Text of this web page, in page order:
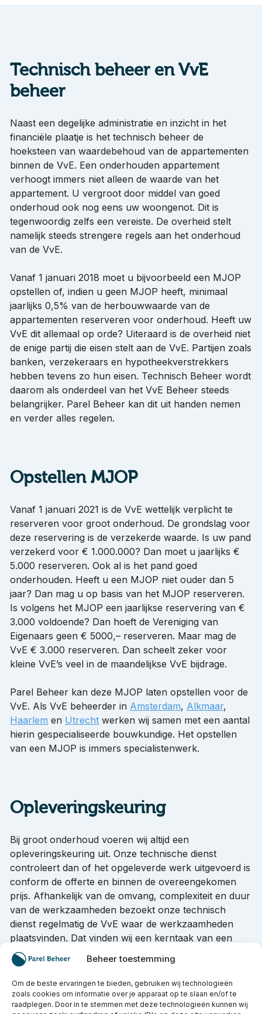
Beheer toestemming
Om de beste ervaringen te bieden, gebruiken wij technologieën
zoals cookies om informatie over je apparaat op te slaan en/of te
raadplegen. Door in te stemmen met deze technologieën kunnen wij
Technisch beheer en VvE
beheer
Naast een degelijke administratie en inzicht in het
financiële plaatje is het technisch beheer de
hoeksteen van waardebehoud van de appartementen
binnen de VvE. Een onderhouden appartement
verhoogt immers niet alleen de waarde van het
appartement. U vergroot door middel van goed
onderhoud ook nog eens uw woongenot. Dit is
tegenwoordig zelfs een vereiste. De overheid stelt
namelijk steeds strengere regels aan het onderhoud
van de VvE.
Vanaf 1 januari 2018 moet u bijvoorbeeld een MJOP
opstellen of, indien u geen MJOP heeft, minimaal
jaarlijks 0,5% van de herbouwwaarde van de
appartementen reserveren voor onderhoud. Heeft uw
VvE dit allemaal op orde? Uiteraard is de overheid niet
de enige partij die eisen stelt aan de VvE. Partijen zoals
banken, verzekeraars en hypotheekverstrekkers
hebben tevens zo hun eisen. Technisch Beheer wordt
daarom als onderdeel van het VvE Beheer steeds
belangrijker. Parel Beheer kan dit uit handen nemen
en verder alles regelen.
Opstellen MJOP
Vanaf 1 januari 2021 is de VvE wettelijk verplicht te
reserveren voor groot onderhoud. De grondslag voor
deze reservering is de verzekerde waarde. Is uw pand
verzekerd voor € 1.000.000? Dan moet u jaarlijks €
5.000 reserveren. Ook al is het pand goed
onderhouden. Heeft u een MJOP niet ouder dan 5
jaar? Dan mag u op basis van het MJOP reserveren.
Is volgens het MJOP een jaarlijkse reservering van €
3.000 voldoende? Dan hoeft de Vereniging van
Eigenaars geen € 5000,– reserveren. Maar mag de
VvE € 3.000 reserveren. Dan scheelt zeker voor
kleine VvE’s veel in de maandelijkse VvE bijdrage.
Parel Beheer kan deze MJOP laten opstellen voor de
VvE. Als VvE beheerder in Amsterdam, Alkmaar,
Haarlem en Utrecht werken wij samen met een aantal
hierin gespecialiseerde bouwkundige. Het opstellen
van een MJOP is immers specialistenwerk.
Opleveringskeuring
Bij groot onderhoud voeren wij altijd een
opleveringskeuring uit. Onze technische dienst
controleert dan of het opgeleverde werk uitgevoerd is
conform de offerte en binnen de overeengekomen
prijs. Afhankelijk van de omvang, complexiteit en duur
van de werkzaamheden bezoekt onze technisch
dienst regelmatig de VvE waar de werkzaamheden
plaatsvinden. Dat vinden wij een kerntaak van een
VvE beheerder in
Utrecht
. Uiteraard voeren wij deze werkzaamheden
ook uit in andere steden. Indien noodzakelijk
schakelen wij externe deskundigheid in. Bijvoorbeeld
een bouwkundige, verfspecialist of constructeur.